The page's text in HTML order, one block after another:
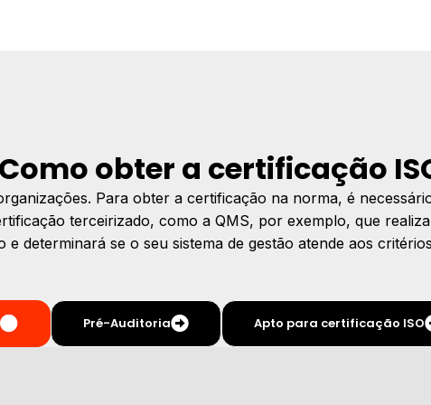
Como obter a certificação
Para obter a certificação na norma, é
terceirizado, como a QMS, por exemplo, que
e determinará se o seu sistema de gestão atende aos
Pré-Auditoria Apto para certificação ISO